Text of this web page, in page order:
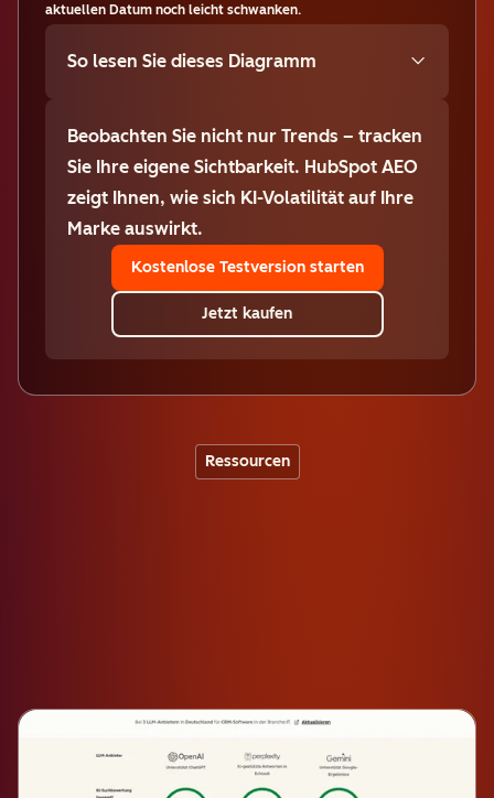
aktuellen Datum noch leicht schwanken.
So lesen Sie dieses Diagramm
Beobachten Sie nicht nur Trends – tracken
Sie Ihre eigene Sichtbarkeit. HubSpot AEO
zeigt Ihnen, wie sich KI-Volatilität auf Ihre
Marke auswirkt.
Kostenlose Testversion starten
Jetzt kaufen
Ressourcen